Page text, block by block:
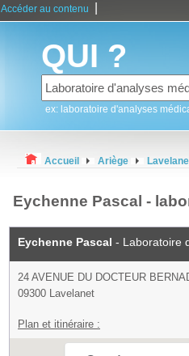
Accéder au contenu
QUI ?
ex: laboratoire d'analyses
Accueil Ariège
Eychenne Pascal -
Eychenne Pascal - Laboratoire
24 AVENUE DU DOCTEUR
09300 Lavelanet
Plan et itinéraire :